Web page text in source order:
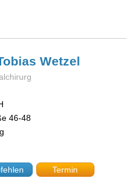
Wetzel
46-48
Termin